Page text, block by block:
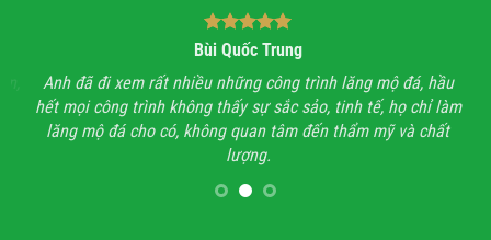
Bùi Quốc Trung
Anh đã đi xem rất nhiều những công trình lăng mộ đá, hầu
hết mọi công trình không thấy sự sắc sảo, tinh tế, họ chỉ làm
lăng mộ đá cho có, không quan tâm đến thẩm mỹ và chất
lượng.